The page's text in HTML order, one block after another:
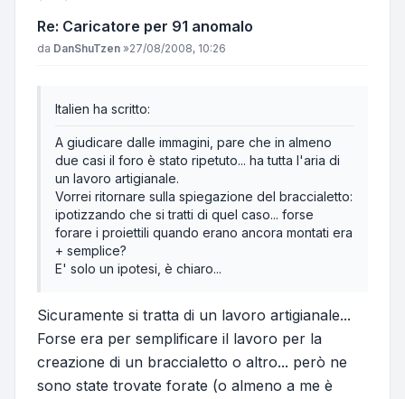
Re: Caricatore per 91 anomalo
Messaggio
da DanShuTzen »27/08/2008, 10:26
Italien ha scritto:
A giudicare dalle immagini, pare che in almeno
due casi il foro è stato ripetuto... ha tutta l'aria di
un lavoro artigianale.
Vorrei ritornare sulla spiegazione del braccialetto:
ipotizzando che si tratti di quel caso... forse
forare i proiettili quando erano ancora montati era
+ semplice?
E' solo un ipotesi, è chiaro...
Sicuramente si tratta di un lavoro artigianale...
Forse era per semplificare il lavoro per la
creazione di un braccialetto o altro... però ne
sono state trovate forate (o almeno a me è